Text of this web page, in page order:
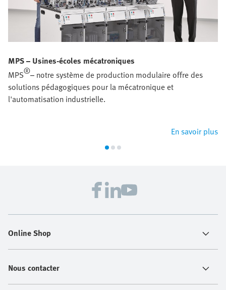
MPS – Usines-écoles mécatroniques
MPS®– notre système de production modulaire offre des
solutions pédagogiques pour la mécatronique et
l'automatisation industrielle.
En savoir plus
Online Shop
Nous contacter